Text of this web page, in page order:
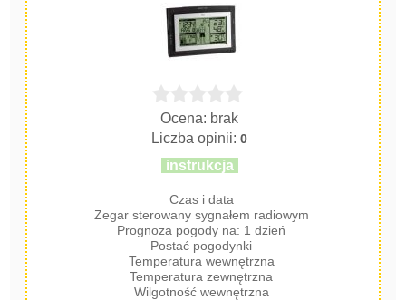
Ocena: brak
Liczba opinii:0
instrukcja
Czas i data
Zegar sterowany sygnałem radiowym
Prognoza pogody na: 1 dzień
Postać pogodynki
Temperatura wewnętrzna
Temperatura zewnętrzna
Wilgotność wewnętrzna